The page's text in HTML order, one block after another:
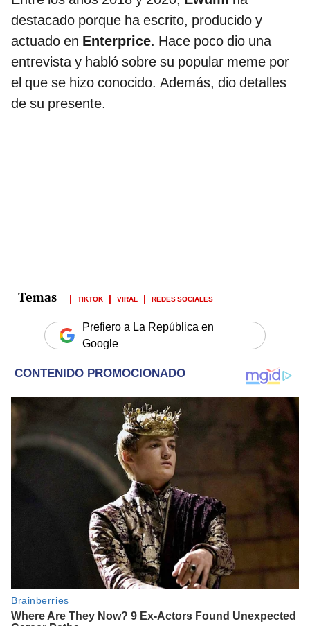
destacado porque ha escrito, producido y
actuado en Enterprice. Hace poco dio una
entrevista y habló sobre su popular meme por
el que se hizo conocido. Además, dio detalles
de su presente.
TIKTOK VIRAL REDES SOCIALES
Prefiero a La República en
Google